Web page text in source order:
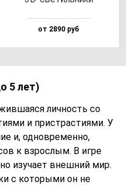
от 2890 руб
5 лет)
личность со
и пристрастиями. У
и, одновременно,
к взрослым. В игре
изучает внешний мир.
с которыми он не